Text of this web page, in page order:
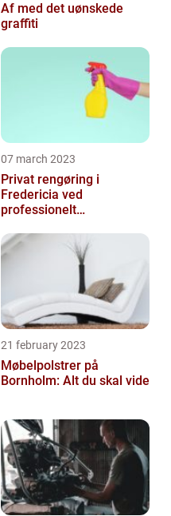
Af med det uønskede
graffiti
07 march 2023
Privat rengøring i
Fredericia ved
professionelt
21 february 2023
Møbelpolstrer på
Bornholm: Alt du skal vide